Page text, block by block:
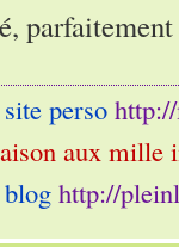
perso
aux mille
http://